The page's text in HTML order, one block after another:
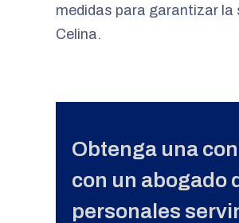
medidas para garantizar la
Celina.
Obtenga una
con un abogado
personales